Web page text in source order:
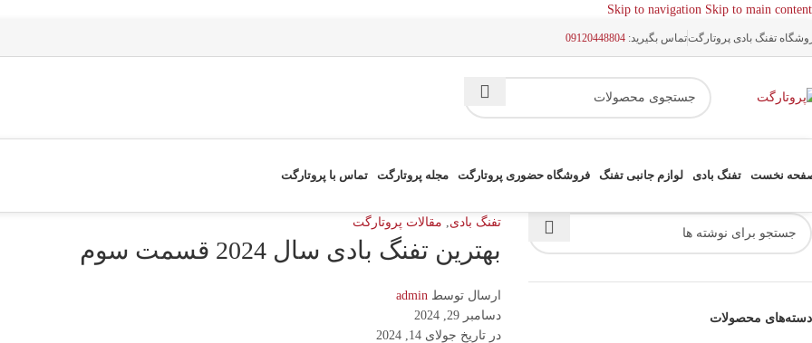
Skip to navigation Skip to main content
تفنگ بادی پروتارگتتماس بگیرید: 09120448804
نخست تفنگ بادی لوازم جانبی تفنگ فروشگاه حضوری پروتارگت مجله پروتارگت تماس با پروتارگت
دسته‌های محصولات
تفنگ بادی, مقالات پروتارگت
بهترین تفنگ بادی سال 2024 قسمت سوم
ارسال توسط admin
دسامبر 29, 2024
در تاریخ جولای 14, 2024